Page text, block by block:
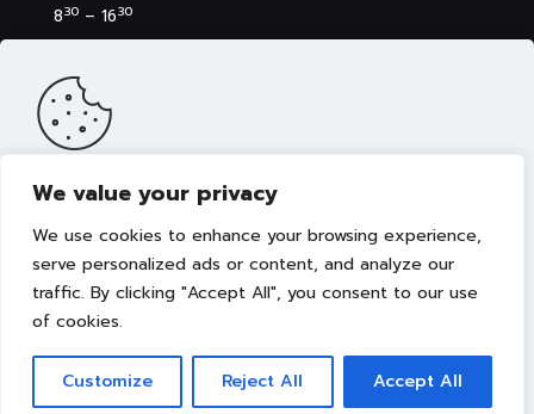
We value your privacy
We use cookies to enhance your browsing experience,
serve personalized ads or content, and analyze our
traffic. By clicking "Accept All", you consent to our use
of cookies.
Customize Reject All Accept All
830 – 1630
8 30– 17
Copyright © 2022 คณะการแพทย์บูรณาการ มหาวิทยาลัย
เว็บไซต์นี้มีการจัดเก็บคุกกี้เพื่อมอบประสบการณ์การใช้งานเว็บไซต์ของ
ขาย เลือกเนื้อหาที่เหมาะสมให้กับคุณอย่างเป็นส่วนตัว ท่านสามารถศึกษา
นโยบายการใช้คุกกี้ (Cookies Policy)ได้ที่ลิงค์นี้ การใช้งานเว็บไซต์นี้
เป็นการยอมรับข้อกำหนดและยินยอมให้เราจัดเก็บคุ้กกี้ตามนโยบายที่แจ้ง
ในเบื้องต้น
ยอมรับ